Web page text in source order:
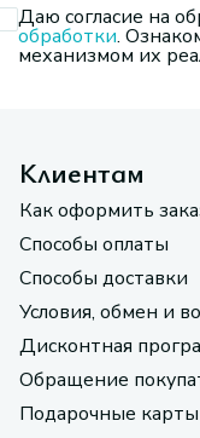
Даю согласие на
обработки.
механизмом их
Клиентам
Как оформить
Способы оплаты
Способы доставки
Условия, обмен и
Дисконтная
Обращение
Подарочные карты